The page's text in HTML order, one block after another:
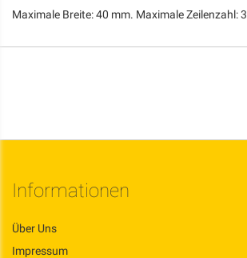
Maximale Breite: 40 mm. Maximale Zeilenzahl: 3
Informationen
Über Uns
Impressum